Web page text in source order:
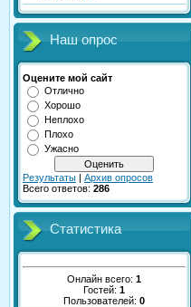
Наш опрос
Оцените мой сайт
Отлично
Хорошо
Неплохо
Плохо
Ужасно
Результаты | Архив опросов
Всего ответов: 286
Статистика
Онлайн всего: 1
Гостей: 1
Пользователей: 0